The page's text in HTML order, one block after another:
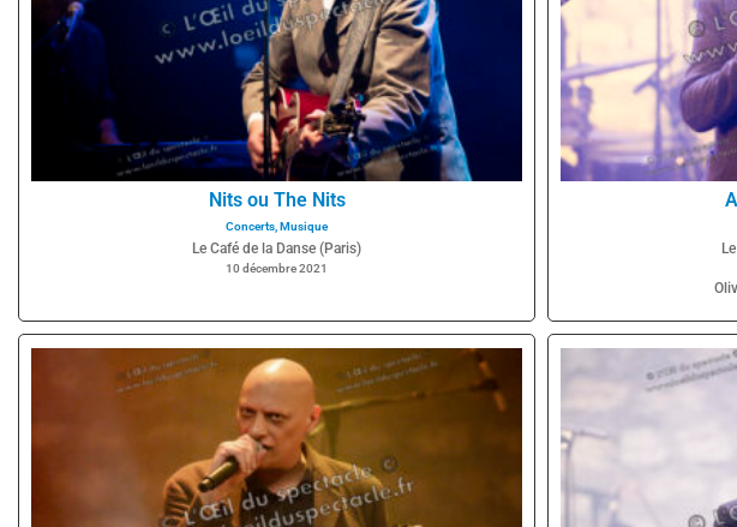
Nits ou The Nits
Concerts, Musique
Le Café de la Danse (Paris)
10 décembre 2021